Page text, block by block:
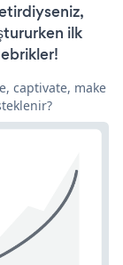
ilk
captivate, make